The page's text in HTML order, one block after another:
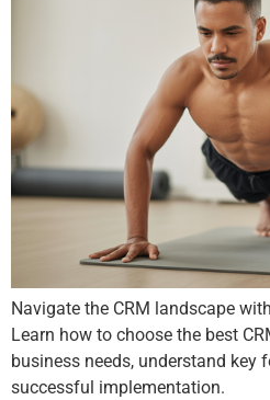
Navigate the CRM landscape
Learn how to choose the best
business needs, understand key
successful implementation.